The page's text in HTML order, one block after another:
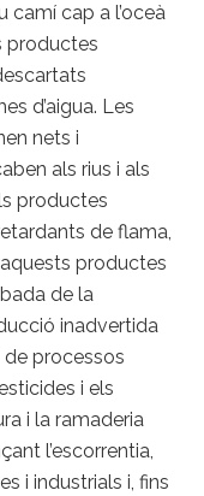
cap a l’oceà
productes
d’aigua. Les
nets i
als rius i als
productes
de flama,
productes
de la
inadvertida
processos
i els
i la ramaderia
l’escorrentia,
i industrials i, fins